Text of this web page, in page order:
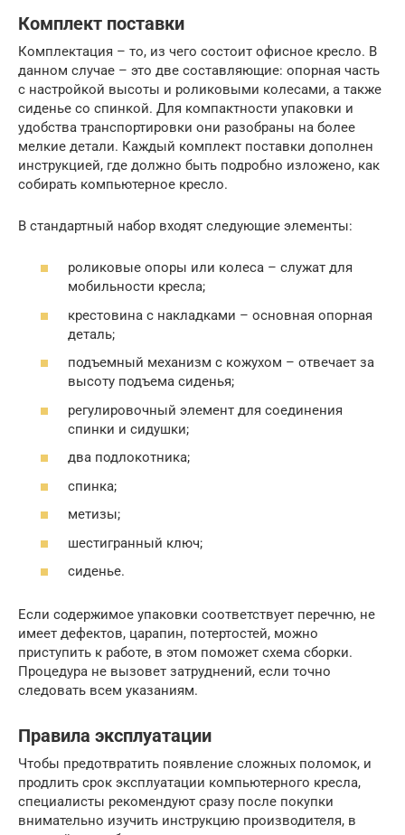
Комплект поставки
Комплектация – то, из чего состоит офисное кресло. В
данном случае – это две составляющие: опорная часть
с настройкой высоты и роликовыми колесами, а также
сиденье со спинкой. Для компактности упаковки и
удобства транспортировки они разобраны на более
мелкие детали. Каждый комплект поставки дополнен
инструкцией, где должно быть подробно изложено, как
собирать компьютерное кресло.
В стандартный набор входят следующие элементы:
роликовые опоры или колеса – служат для
мобильности кресла;
крестовина с накладками – основная опорная
деталь;
подъемный механизм с кожухом – отвечает за
высоту подъема сиденья;
регулировочный элемент для соединения
спинки и сидушки;
два подлокотника;
спинка;
метизы;
шестигранный ключ;
сиденье.
Если содержимое упаковки соответствует перечню, не
имеет дефектов, царапин, потертостей, можно
приступить к работе, в этом поможет схема сборки.
Процедура не вызовет затруднений, если точно
следовать всем указаниям.
Правила эксплуатации
Чтобы предотвратить появление сложных поломок, и
продлить срок эксплуатации компьютерного кресла,
специалисты рекомендуют сразу после покупки
внимательно изучить инструкцию производителя, в